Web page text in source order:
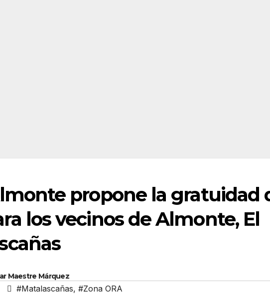
propone la gratuidad
los vecinos de Almonte, El
Maestre Márquez
#Matalascañas, #Zona ORA